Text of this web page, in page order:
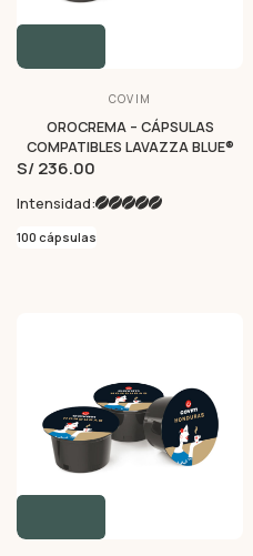
COVIM
OROCREMA – CÁPSULAS
COMPATIBLES LAVAZZA BLUE®
S/ 236.00
Intensidad:
100 cápsulas